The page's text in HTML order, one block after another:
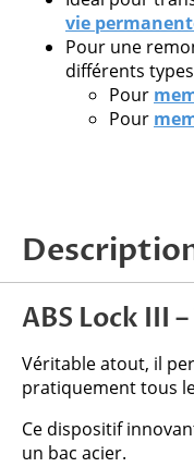
vie
Pour une
différents
Pour
Pour
ABS Lock III
Véritable atout, il
pratiquement tous
Ce dispositif
un bac acier.